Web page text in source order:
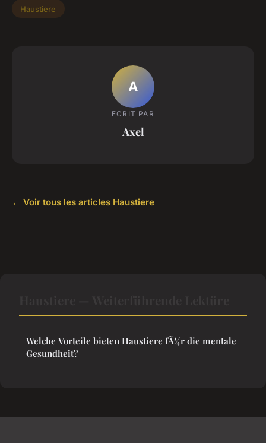
Haustiere
A
ECRIT PAR
Axel
← Voir tous les articles Haustiere
Welche Vorteile bieten Haustiere fÃ¼r die mentale
Gesundheit?